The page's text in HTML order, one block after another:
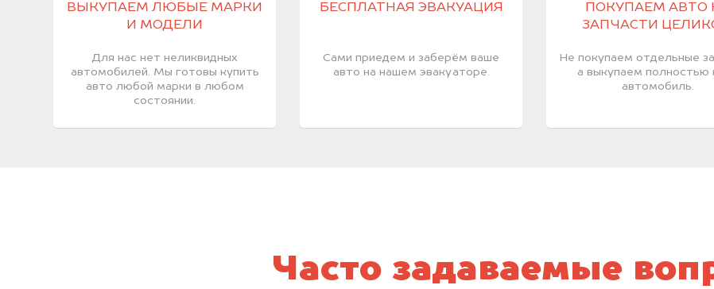
ВЫКУПАЕМ ЛЮБЫЕ МАРКИ
И МОДЕЛИ
Для нас нет неликвидных
автомобилей. Мы готовы купить
авто любой марки в любом
состоянии.
БЕСПЛАТНАЯ ЭВАКУАЦИЯ
Сами приедем и заберём ваше
авто на нашем эвакуаторе.
ПОКУПАЕМ АВТО
ЗАПЧАСТИ
Не покупаем отдельные
а выкупаем полностью
автомобиль.
Часто задаваемые